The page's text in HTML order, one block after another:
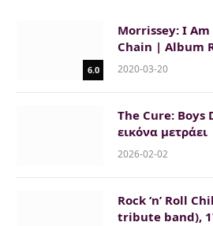
6.0
Morrissey: I
Chain | Album
2020-03-20
The Cure: Boys
εικόνα μετράει
2026-02-02
Rock ‘n’ Roll
tribute band),